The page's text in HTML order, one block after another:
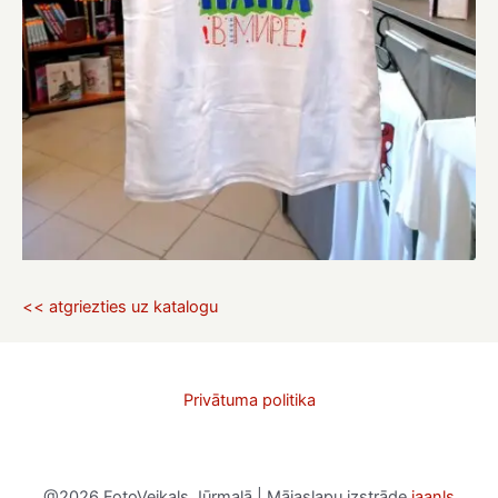
<< atgriezties uz katalogu
Privātuma politika